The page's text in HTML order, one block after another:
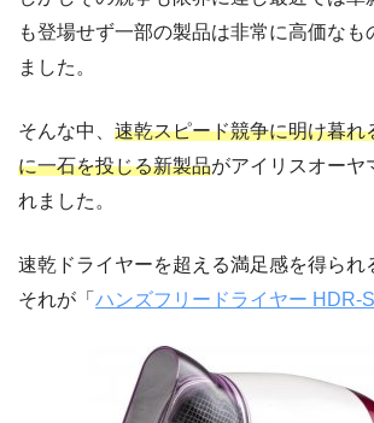
も登場せず一部の製品は非常に高価なも
ました。
そんな中、 速乾スピード競争に明け暮れ
に一石を投じる新製品がアイリスオーヤ
れました。
速乾ドライヤーを超える満足感を得られ
それが「 ハンズフリードライヤー HDR-